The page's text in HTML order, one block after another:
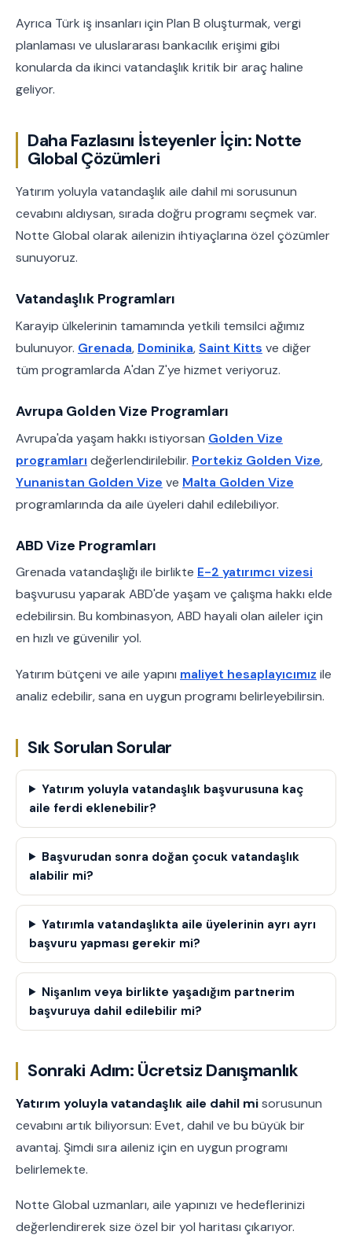
Ayrıca Türk iş insanları için Plan B oluşturmak, vergi
planlaması ve uluslararası bankacılık erişimi gibi
konularda da ikinci vatandaşlık kritik bir araç haline
geliyor.
Daha Fazlasını İsteyenler İçin: Notte
Global Çözümleri
Yatırım yoluyla vatandaşlık aile dahil mi sorusunun
cevabını aldıysan, sırada doğru programı seçmek var.
Notte Global olarak ailenizin ihtiyaçlarına özel çözümler
sunuyoruz.
Vatandaşlık Programları
Karayip ülkelerinin tamamında yetkili temsilci ağımız
bulunuyor. Grenada, Dominika,Saint Kitts ve diğer
tüm programlarda A'dan Z'ye hizmet veriyoruz.
Avrupa Golden Vize Programları
Avrupa'da yaşam hakkı istiyorsan Golden Vize
programları değerlendirilebilir. Portekiz Golden Vize,
Yunanistan Golden Vize ve Malta Golden Vize
programlarında da aile üyeleri dahil edilebiliyor.
ABD Vize Programları
Grenada vatandaşlığı ile birlikte E-2 yatırımcı vizesi
başvurusu yaparak ABD'de yaşam ve çalışma hakkı elde
edebilirsin. Bu kombinasyon, ABD hayali olan aileler için
en hızlı ve güvenilir yol.
Yatırım bütçeni ve aile yapını maliyet hesaplayıcımız ile
analiz edebilir, sana en uygun programı belirleyebilirsin.
Sık Sorulan Sorular
Yatırım yoluyla vatandaşlık başvurusuna kaç
aile ferdi eklenebilir?
Başvurudan sonra doğan çocuk vatandaşlık
alabilir mi?
Yatırımla vatandaşlıkta aile üyelerinin ayrı ayrı
başvuru yapması gerekir mi?
Nişanlım veya birlikte yaşadığım partnerim
başvuruya dahil edilebilir mi?
Sonraki Adım: Ücretsiz Danışmanlık
Yatırım yoluyla vatandaşlık aile dahil misorusunun
cevabını artık biliyorsun: Evet, dahil ve bu büyük bir
avantaj. Şimdi sıra aileniz için en uygun programı
belirlemekte.
Notte Global uzmanları, aile yapınızı ve hedeflerinizi
değerlendirerek size özel bir yol haritası çıkarıyor.